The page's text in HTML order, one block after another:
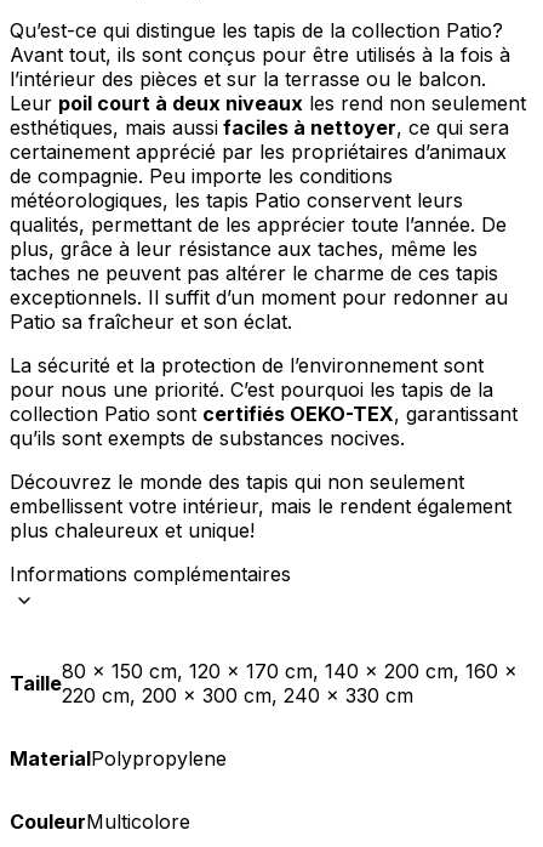
Qu’est-ce qui distingue les tapis de la collection Patio?
Avant tout, ils sont conçus pour être utilisés à la fois à
l’intérieur des pièces et sur la terrasse ou le balcon.
Leur poil court à deux niveaux les rend non seulement
esthétiques, mais aussi faciles à nettoyer, ce qui sera
certainement apprécié par les propriétaires d’animaux
de compagnie. Peu importe les conditions
météorologiques, les tapis Patio conservent leurs
qualités, permettant de les apprécier toute l’année. De
plus, grâce à leur résistance aux taches, même les
taches ne peuvent pas altérer le charme de ces tapis
exceptionnels. Il suffit d’un moment pour redonner au
Patio sa fraîcheur et son éclat.
La sécurité et la protection de l’environnement sont
pour nous une priorité. C’est pourquoi les tapis de la
collection Patio sont certifiés OEKO-TEX, garantissant
qu’ils sont exempts de substances nocives.
Découvrez le monde des tapis qui non seulement
embellissent votre intérieur, mais le rendent également
plus chaleureux et unique!
Informations complémentaires
Taille80 x 150 cm, 120 x 170 cm, 140 x 200 cm, 160 x
220 cm, 200 x 300 cm, 240 x 330 cm
MaterialPolypropylene
CouleurMulticolore
Rejeter
Enregistrer mes préférences
Accepter tout